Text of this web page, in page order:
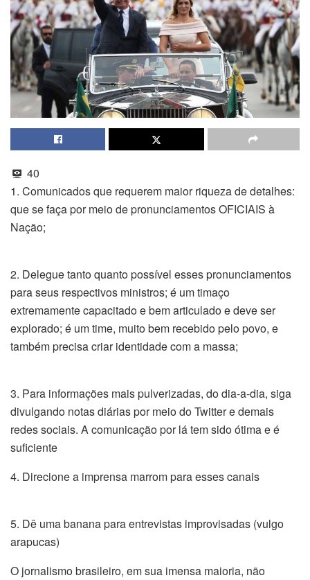
40
1. Comunicados que requerem maior riqueza de detalhes:
que se faça por meio de pronunciamentos OFICIAIS à
Nação;
2. Delegue tanto quanto possível esses pronunciamentos
para seus respectivos ministros; é um timaço
extremamente capacitado e bem articulado e deve ser
explorado; é um time, muito bem recebido pelo povo, e
também precisa criar identidade com a massa;
3. Para informações mais pulverizadas, do dia-a-dia, siga
divulgando notas diárias por meio do Twitter e demais
redes sociais. A comunicação por lá tem sido ótima e é
suficiente
4. Direcione a imprensa marrom para esses canais
5. Dê uma banana para entrevistas improvisadas (vulgo
arapucas)
O jornalismo brasileiro, em sua imensa maioria, não